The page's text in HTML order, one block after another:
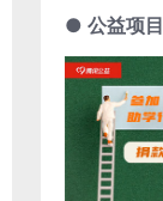
● 公益项目